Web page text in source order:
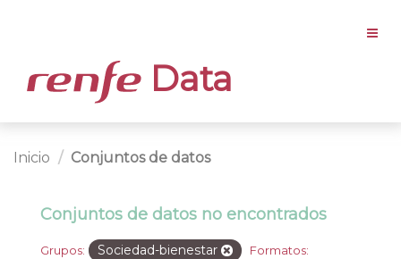
Data
Inicio Conjuntos de datos
Conjuntos de datos no encontrados
Grupos: Sociedad-bienestar Formatos: